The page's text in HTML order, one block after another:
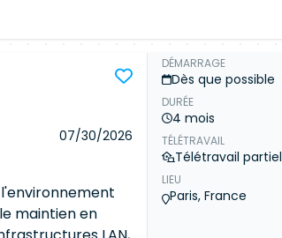
07/30/2026
maintien en
DÉMARRAGE
Dès que possible
DURÉE
4 mois
TÉLÉTRAVAIL
Télétravail partiel
LIEU
Paris, France